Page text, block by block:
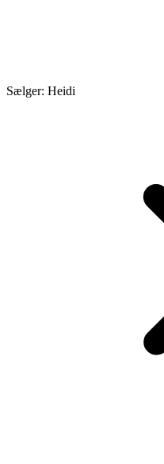
Sælger: Heidi